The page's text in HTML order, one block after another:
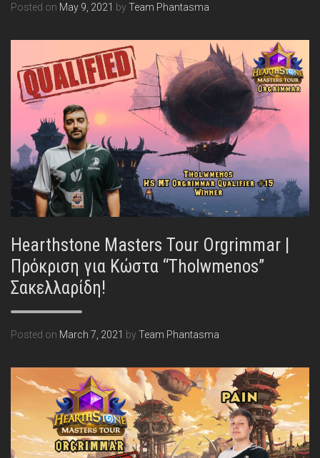
Posted on May 9, 2021 by Team Phantasma
Hearthstone Masters Tour Orgrimmar |
Πρόκριση για Κώστα “Tholwmenos”
Σακελλαρίδη!
Posted on March 7, 2021 by Team Phantasma